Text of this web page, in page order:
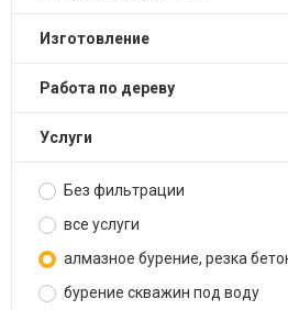
изготовление
работа по дереву
услуги
Без фильтрации
все услуги
алмазное бурение, резка
бурение скважин под воду